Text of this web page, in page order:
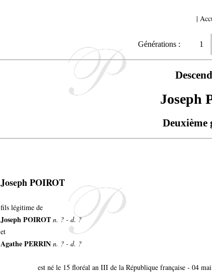
|
Générations : 1
Joseph
Deuxième
Joseph POIROT
fils légitime de
Joseph POIROT n. ? - d. ?
et
Agathe PERRIN n. ? - d. ?
est né le 15 floréal an III de la République française - 04